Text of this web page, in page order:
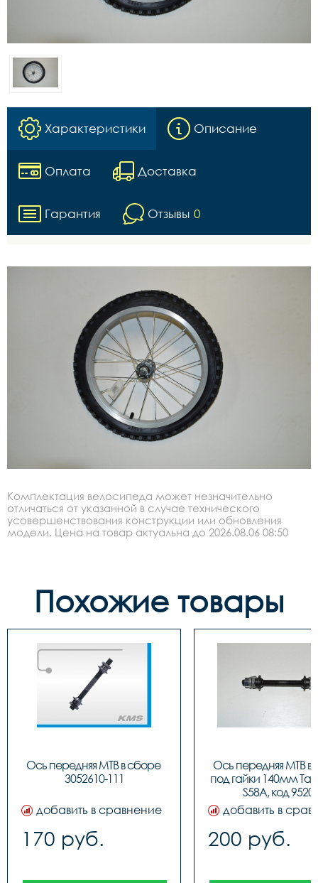
Характеристики Описание
Оплата Доставка
Гарантия Отзывы 0
Комплектация велосипеда может незначительно
отличаться от указанной в случае технического
усовершенствования конструкции или обновления
модели. Цена на товар актуальна до 2026.08.06 08:50
Похожие товары
Ось передняя МТВ в сборе
3052610-111
добавить в сравнение
170 руб.
Ось передняя МТВ в
под гайки 140мм
S58A, код
добавить в
200 руб.